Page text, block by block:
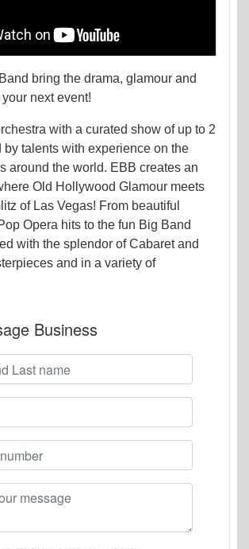
bring the drama, glamour and
next event!
with a curated show of up to 2
by talents with experience on the
around the world. EBB creates an
Old Hollywood Glamour meets
of Las Vegas! From beautiful
Opera hits to the fun Big Band
with the splendor of Cabaret and
and in a variety of
Business